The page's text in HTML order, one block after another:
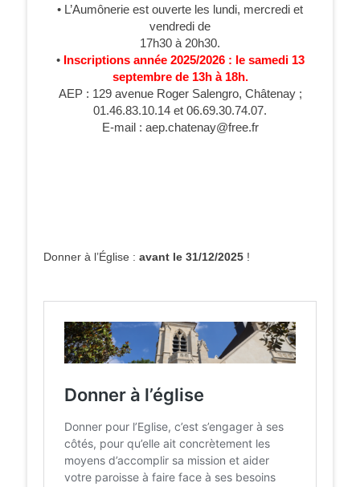
• L’Aumônerie est ouverte les lundi, mercredi et
vendredi de
17h30 à 20h30.
• Inscriptions année 2025/2026 : le samedi 13
septembre de 13h à 18h.
AEP : 129 avenue Roger Salengro, Châtenay ;
01.46.83.10.14 et 06.69.30.74.07.
E-mail : aep.chatenay@free.fr
Donner à l’Église : avant le 31/12/2025 !